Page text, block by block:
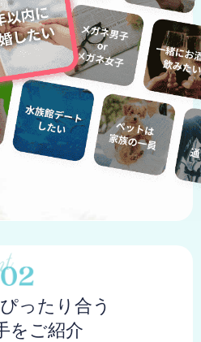
ったり合う
をご紹介